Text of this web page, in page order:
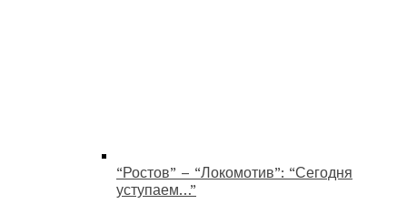
“Ростов” – “Локомотив”: “Сегодня
уступаем…”